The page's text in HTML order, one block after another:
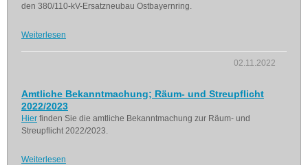
den 380/110-kV-Ersatzneubau Ostbayernring.
Weiterlesen
02.11.2022
Amtliche Bekanntmachung; Räum- und Streupflicht
2022/2023
Hier finden Sie die amtliche Bekanntmachung zur Räum- und
Streupflicht 2022/2023.
Weiterlesen